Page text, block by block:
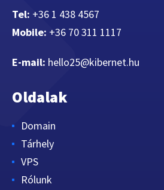
Tel: +36 1 438 4567
Mobile: +36 70 311 1117
E-mail: hello25@kibernet.hu
Oldalak
Domain
Tárhely
VPS
Rólunk